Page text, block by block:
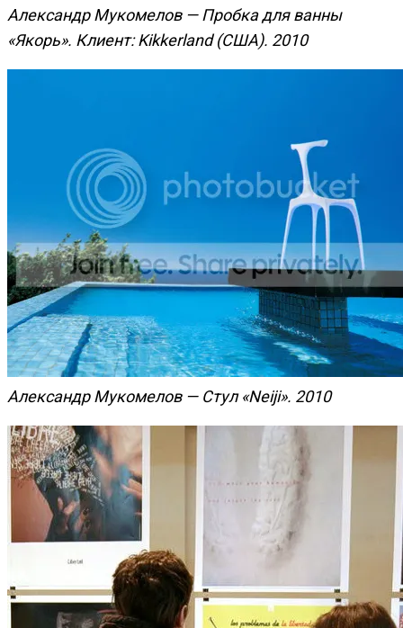
Александр Мукомелов — Пробка для ванны
«Якорь». Клиент: Kikkerland (США). 2010
Александр Мукомелов — Стул «Neiji». 2010